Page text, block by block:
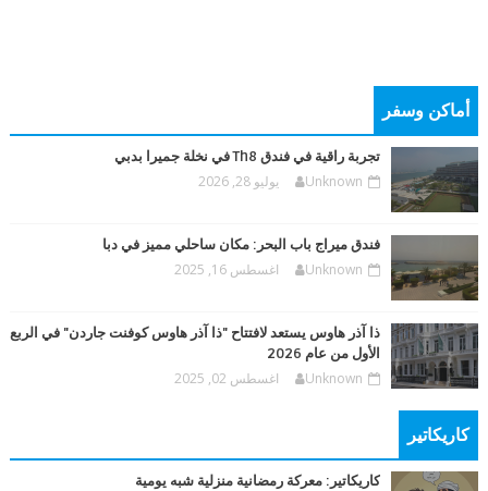
أماكن وسفر
تجربة راقية في فندق Th8 في نخلة جميرا بدبي
Unknown يوليو 28, 2026
فندق ميراج باب البحر: مكان ساحلي مميز في دبا
Unknown اغسطس 16, 2025
ذا آذر هاوس يستعد لافتتاح "ذا آذر هاوس كوفنت جاردن" في الربع
الأول من عام 2026
Unknown اغسطس 02, 2025
كاريكاتير
كاريكاتير: معركة رمضانية منزلية شبه يومية